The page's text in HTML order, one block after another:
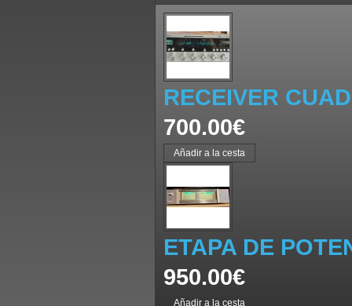
RECEIVER
700.00€
ETAPA DE
950.00€